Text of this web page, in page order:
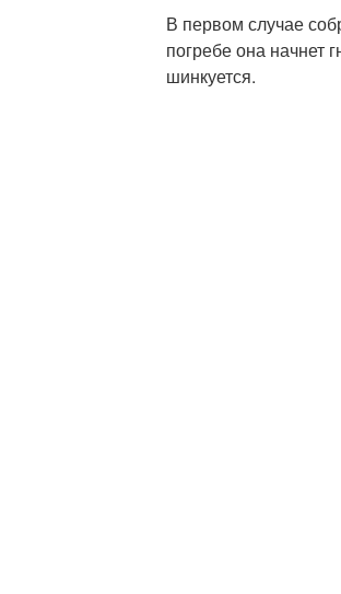
В первом случае
погребе она начнет
шинкуется.